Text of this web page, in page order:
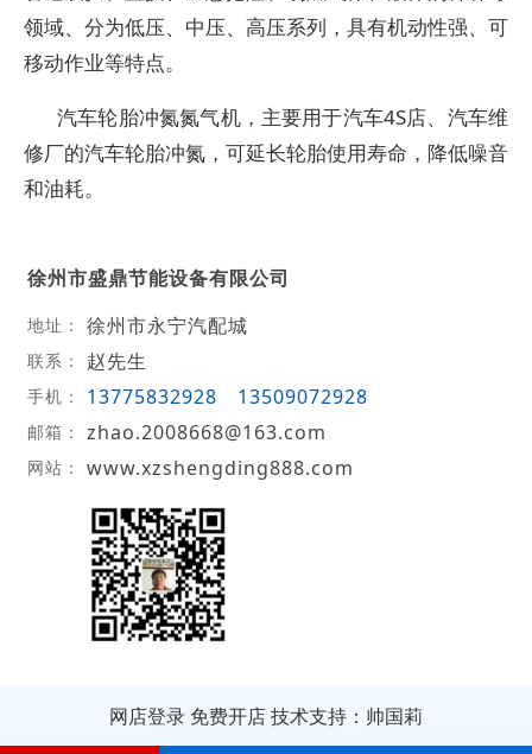
领域、分为低压、中压、高压系列，具有机动性强、可
移动作业等特点。
汽车轮胎冲氮氮气机，主要用于汽车4S店、汽车维
修厂的汽车轮胎冲氮，可延长轮胎使用寿命，降低噪音
和油耗。
徐州市盛鼎节能设备有限公司
地址： 徐州市永宁汽配城
联系： 赵先生
手机： 13775832928 13509072928
邮箱： zhao.2008668@163.com
网站： www.xzshengding888.com
网店登录 免费开店技术支持：帅国莉